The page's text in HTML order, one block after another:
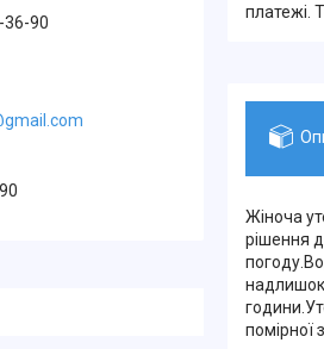
платежі.
Жіноча
рішення
надлишок
помірної
36-90